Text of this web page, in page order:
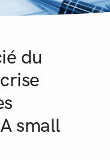
du
small